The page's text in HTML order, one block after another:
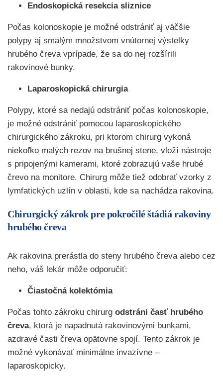
Endoskopická resekcia sliznice
Počas kolonoskopie je možné odstrániť aj väčšie
polypy aj smalým množstvom vnútornej výstelky
hrubého čreva vprípade, že sa do nej rozšírili
rakovinové bunky.
Laparoskopická chirurgia
Polypy, ktoré sa nedajú odstrániť počas kolonoskopie,
je možné odstrániť pomocou laparoskopického
chirurgického zákroku, pri ktorom chirurg vykoná
niekoľko malých rezov na brušnej stene, vloží nástroje
s pripojenými kamerami, ktoré zobrazujú vaše hrubé
črevo na monitore. Chirurg môže tiež odobrať vzorky z
lymfatických uzlín v oblasti, kde sa nachádza rakovina.
Chirurgický zákrok pre pokročilé štádiá rakoviny
hrubého čreva
Ak rakovina prerástla do steny hrubého čreva alebo cez
neho, váš lekár môže odporučiť:
Čiastočná kolektómia
Počas tohto zákroku chirurg odstráni časť hrubého
čreva, ktorá je napadnutá rakovinovými bunkami,
azdravé časti čreva opätovne spojí. Tento zákrok je
možné vykonávať minimálne invazívne –
laparoskopicky.